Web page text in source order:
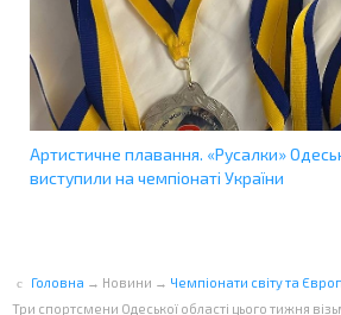
Артистичне плавання. «Русалки»
виступили на чемпіонаті України
Головна → Новини → Чемпіонати світу та
Три спортсмени Одеської області цього тижня